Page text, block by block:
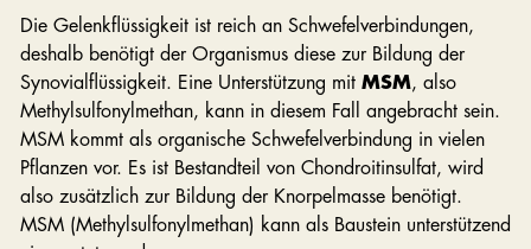
Die Gelenkflüssigkeit ist reich an Schwefelverbindungen,
deshalb benötigt der Organismus diese zur Bildung der
Synovialflüssigkeit. Eine Unterstützung mit MSM, also
Methylsulfonylmethan, kann in diesem Fall angebracht sein.
MSM kommt als organische Schwefelverbindung in vielen
Pflanzen vor. Es ist Bestandteil von Chondroitinsulfat, wird
also zusätzlich zur Bildung der Knorpelmasse benötigt.
MSM (Methylsulfonylmethan) kann als Baustein unterstützend